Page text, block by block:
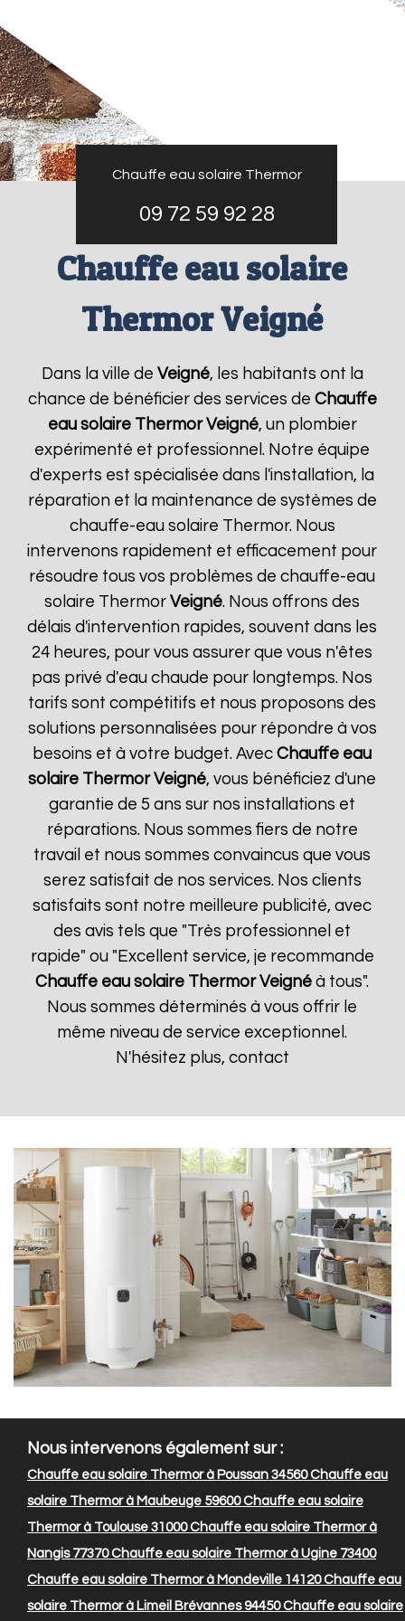
Chauffe eau solaire Thermor
09 72 59 92 28
Chauffe eau solaire
Thermor Veigné
Dans la ville de Veigné, les habitants ont la
chance de bénéficier des services de Chauffe
eau solaire Thermor Veigné, un plombier
expérimenté et professionnel. Notre équipe
d'experts est spécialisée dans l'installation, la
réparation et la maintenance de systèmes de
chauffe-eau solaire Thermor. Nous
intervenons rapidement et efficacement pour
résoudre tous vos problèmes de chauffe-eau
solaire ThermorVeigné. Nous offrons des
délais d'intervention rapides, souvent dans les
24 heures, pour vous assurer que vous n'êtes
pas privé d'eau chaude pour longtemps. Nos
tarifs sont compétitifs et nous proposons des
solutions personnalisées pour répondre à vos
besoins et à votre budget. AvecChauffe eau
solaire Thermor Veigné, vous bénéficiez d'une
garantie de 5 ans sur nos installations et
réparations. Nous sommes fiers de notre
travail et nous sommes convaincus que vous
serez satisfait de nos services. Nos clients
satisfaits sont notre meilleure publicité, avec
des avis tels que "Très professionnel et
rapide" ou "Excellent service, je recommande
Chauffe eau solaire Thermor Veigné à tous".
Nous sommes déterminés à vous offrir le
même niveau de service exceptionnel.
N'hésitez plus, contact
Nous intervenons également sur :
Chauffe eau solaire Thermor à Poussan 34560Chauffe eau
solaire Thermor à Maubeuge 59600Chauffe eau solaire
Thermor à Toulouse 31000Chauffe eau solaire Thermor à
Nangis 77370Chauffe eau solaire Thermor à Ugine 73400
Chauffe eau solaire Thermor à Mondeville 14120Chauffe eau
solaire Thermor à Limeil Brévannes 94450Chauffe eau solaire